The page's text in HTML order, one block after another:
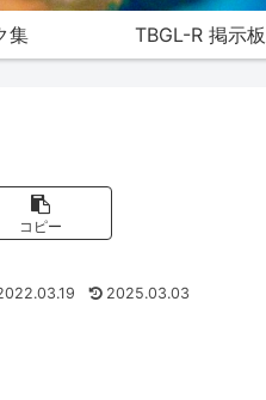
集 TBGL-R 掲示板
コピー
2025.03.03